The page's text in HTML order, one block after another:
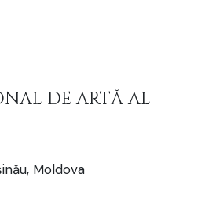
DE ARTĂ AL
Moldova